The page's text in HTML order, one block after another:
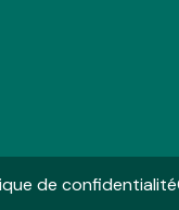
de confidentialité